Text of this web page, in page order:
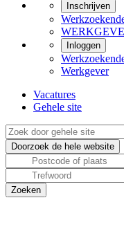
Inschrijven
Inloggen
Werkgever
Vacatures
Gehele site